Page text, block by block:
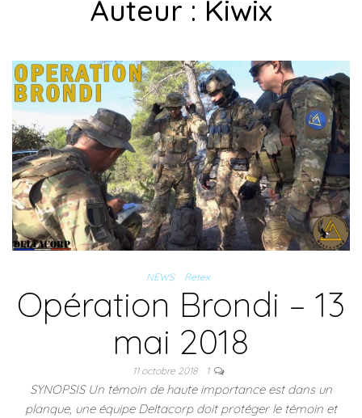
Auteur : Kiwix
NEWS Retex
Opération Brondi – 13
mai 2018
11 octobre 2018 1
SYNOPSIS Un témoin de haute importance est dans un
planque, une équipe Deltacorp doit protéger le témoin et